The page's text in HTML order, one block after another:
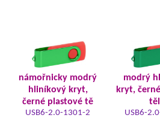
námořnicky modrý
hliníkový kryt,
černé plastové tě
USB6-2.0-1301-2
modrý
kryt,
USB6-